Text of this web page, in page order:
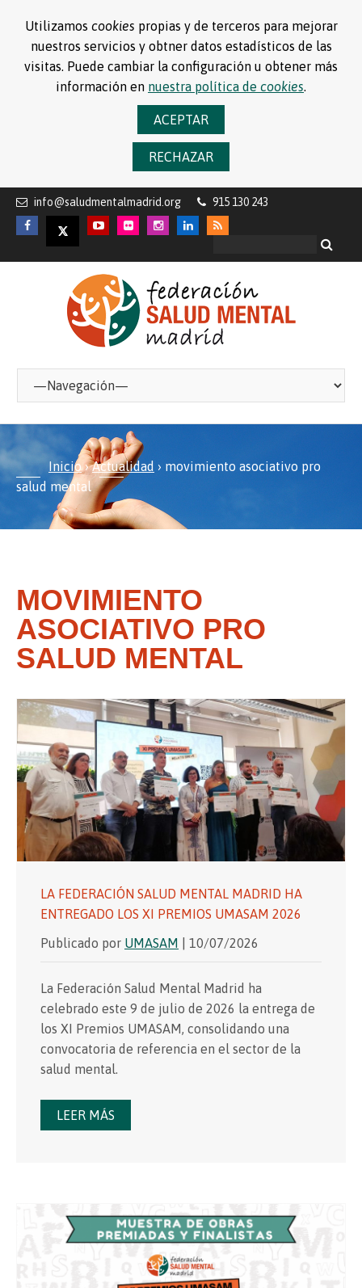
Utilizamos cookies propias y de terceros para mejorar
nuestros servicios y obtner datos estadísticos de las
visitas. Puede cambiar la configuración u obtener más
información en nuestra política de cookies.
ACEPTAR
RECHAZAR
info@saludmentalmadrid.org 915 130 243
Inicio›Actualidad › movimiento asociativo pro
salud mental
MOVIMIENTO
ASOCIATIVO PRO
SALUD MENTAL
LA FEDERACIÓN SALUD MENTAL MADRID HA
ENTREGADO LOS XI PREMIOS UMASAM 2026
Publicado por UMASAM | 10/07/2026
La Federación Salud Mental Madrid ha
celebrado este 9 de julio de 2026 la entrega de
los XI Premios UMASAM, consolidando una
convocatoria de referencia en el sector de la
salud mental.
LEER MÁS